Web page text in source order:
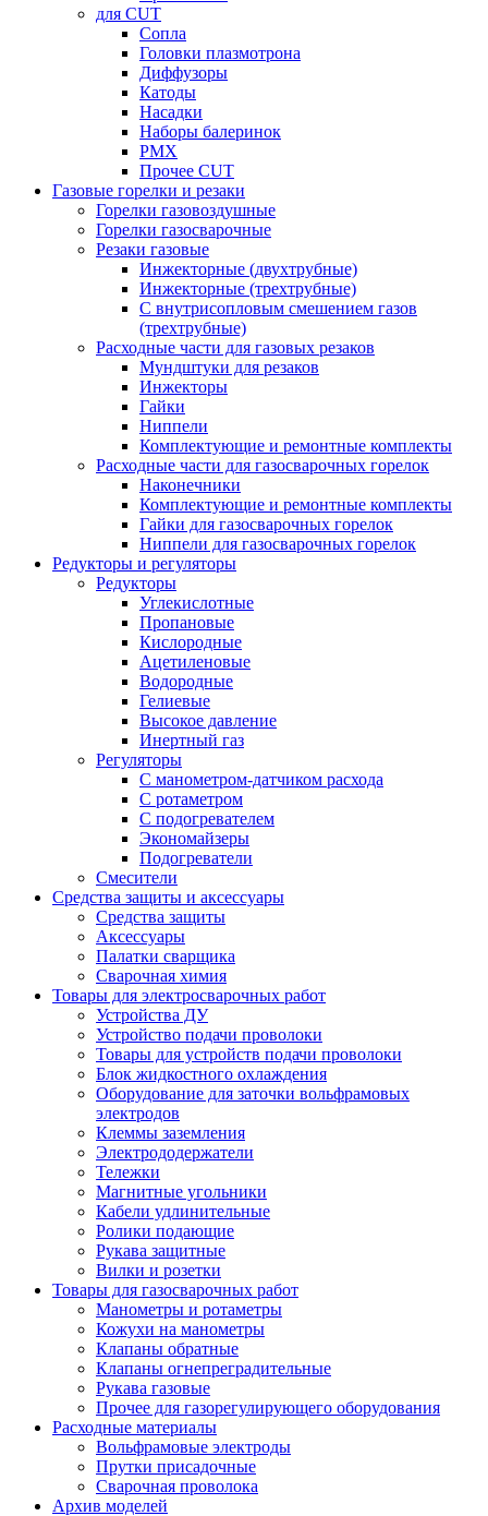
для CUT
Сопла
Головки плазмотрона
Диффузоры
Катоды
Насадки
Наборы балеринок
PMX
Прочее CUT
Газовые горелки и резаки
Горелки газовоздушные
Горелки газосварочные
Резаки газовые
Инжекторные (двухтрубные)
Инжекторные (трехтрубные)
С внутрисопловым смешением газов
(трехтрубные)
Расходные части для газовых резаков
Мундштуки для резаков
Инжекторы
Гайки
Ниппели
Комплектующие и ремонтные комплекты
Расходные части для газосварочных горелок
Наконечники
Комплектующие и ремонтные комплекты
Гайки для газосварочных горелок
Ниппели для газосварочных горелок
Редукторы и регуляторы
Редукторы
Углекислотные
Пропановые
Кислородные
Ацетиленовые
Водородные
Гелиевые
Высокое давление
Инертный газ
Регуляторы
С манометром-датчиком расхода
С ротаметром
С подогревателем
Экономайзеры
Подогреватели
Смесители
Средства защиты и аксессуары
Средства защиты
Аксессуары
Палатки сварщика
Сварочная химия
Товары для электросварочных работ
Устройства ДУ
Устройство подачи проволоки
Товары для устройств подачи проволоки
Блок жидкостного охлаждения
Оборудование для заточки вольфрамовых
электродов
Клеммы заземления
Электрододержатели
Тележки
Магнитные угольники
Кабели удлинительные
Ролики подающие
Рукава защитные
Вилки и розетки
Товары для газосварочных работ
Манометры и ротаметры
Кожухи на манометры
Клапаны обратные
Клапаны огнепреградительные
Рукава газовые
Прочее для газорегулирующего оборудования
Расходные материалы
Вольфрамовые электроды
Прутки присадочные
Сварочная проволока
Архив моделей